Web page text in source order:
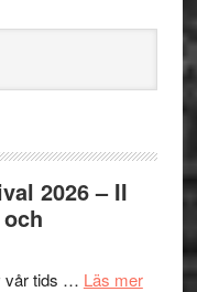
2026 – II
vår tids … Läs merom